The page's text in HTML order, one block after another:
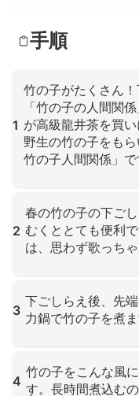
手順
1
竹の子がたくさん
「竹の子の人間関
が高級龍井茶を買
野生の竹の子をも
竹の子人間関係」で
2
春の竹の子の下ご
むくととても便利
は、思わず歌っち
3
下ごしらえ後、先
力鍋で竹の子を煮
4
竹の子をこんな風
す。長時間煮込む